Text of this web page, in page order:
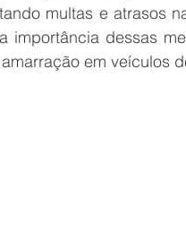
multas e atrasos
importância dessas
em veículos